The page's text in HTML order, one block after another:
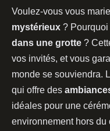
Voulez-vous vous
mystérieux ?
dans une grotte ?
vos invités, et vous
monde se souviendra.
qui offre des
idéales pour une
environnement hors du